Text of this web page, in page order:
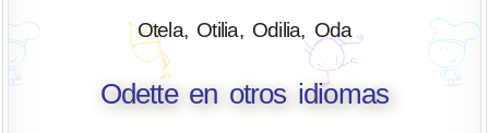
Otela, Otilia, Odilia, Oda
Odette en otros idiomas